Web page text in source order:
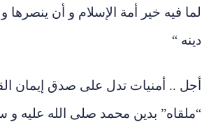
لما فيه خير أمة الإسلام و أن ينصرها
دينه “
أجل .. أمنيات تدل على صدق إيمان
“ملقاه” بدين محمد صلى الله عليه و